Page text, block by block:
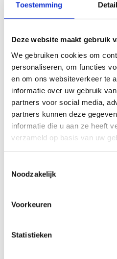
Toestemming
Deze website maakt gebruik
We gebruiken cookies om
personaliseren, om functies
en om ons websiteverkeer te
informatie over uw gebruik
partners voor social media,
partners kunnen deze
informatie die u aan ze heeft
verzameld op basis van uw
Noodzakelijk
Voorkeuren
Statistieken
DEKSELHANDVAT MET